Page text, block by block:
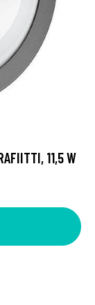
11,5 W